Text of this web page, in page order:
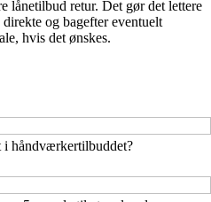
lånetilbud retur. Det gør det lettere
og bagefter eventuelt
hvis det ønskes.
i håndværkertilbuddet?